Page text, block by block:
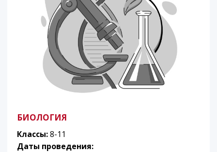
БИОЛОГИЯ
Классы:8-11
Даты проведения: